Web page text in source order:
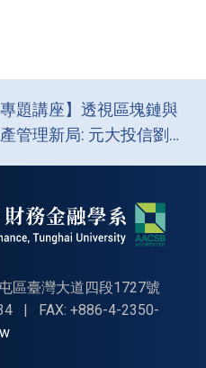
專題講座】透視區塊鏈與
管理新局: 元大投信劉
區臺灣大道四段1727號
|
FAX: +886-4-2350-